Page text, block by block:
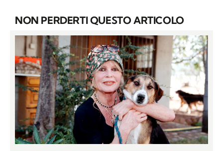
NON PERDERTI QUESTO ARTICOLO